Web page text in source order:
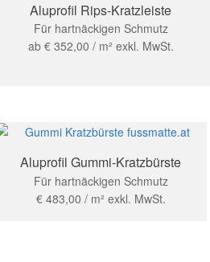
Aluprofil Rips-Kratzleiste
Für hartnäckigen Schmutz
ab €352,00 / m² exkl. MwSt.
Aluprofil Gummi-Kratzbürste
Für hartnäckigen Schmutz
€483,00 / m² exkl. MwSt.